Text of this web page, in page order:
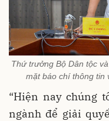
Thứ trưởng Bộ Dân tộc
mặt báo chí thông tin
“Hiện nay chúng
ngành để giải